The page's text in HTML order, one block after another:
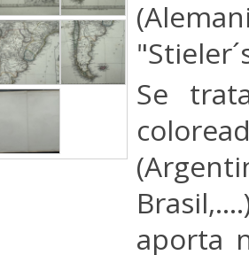
Se
aporta